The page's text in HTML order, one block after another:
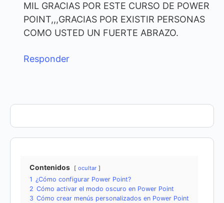
MIL GRACIAS POR ESTE CURSO DE POWER
POINT,,,GRACIAS POR EXISTIR PERSONAS
COMO USTED UN FUERTE ABRAZO.
Responder
Contenidos ocultar
1 ¿Cómo configurar Power Point?
2 Cómo activar el modo oscuro en Power Point
3 Cómo crear menús personalizados en Power Point